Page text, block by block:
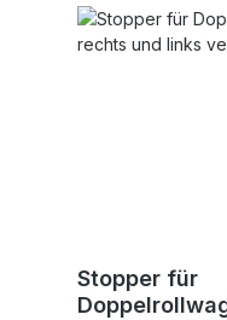
Stopper für